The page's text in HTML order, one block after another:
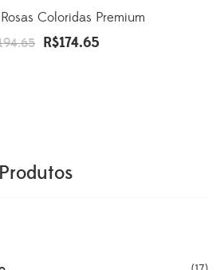
Coloridas Premium
O
R$174.65